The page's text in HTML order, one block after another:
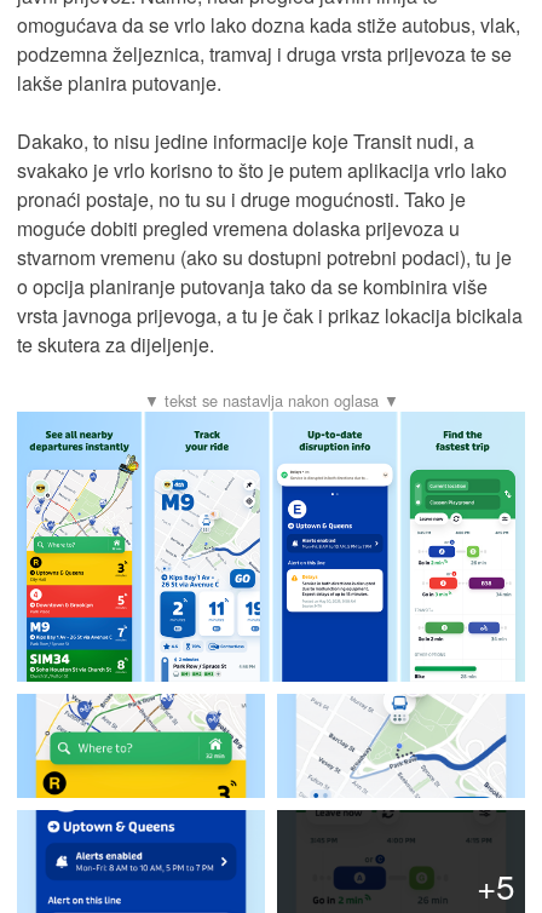
omogućava da se vrlo lako dozna kada stiže autobus, vlak,
podzemna željeznica, tramvaj i druga vrsta prijevoza te se
lakše planira putovanje.
Dakako, to nisu jedine informacije koje Transit nudi, a
svakako je vrlo korisno to što je putem aplikacija vrlo lako
pronaći postaje, no tu su i druge mogućnosti. Tako je
moguće dobiti pregled vremena dolaska prijevoza u
stvarnom vremenu (ako su dostupni potrebni podaci), tu je
o opcija planiranje putovanja tako da se kombinira više
vrsta javnoga prijevoga, a tu je čak i prikaz lokacija bicikala
te skutera za dijeljenje.
+5